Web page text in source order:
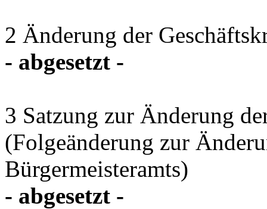
2 Änderung der
- abgesetzt -
3 Satzung zur Änderung
(Folgeänderung zur
Bürgermeisteramts)
- abgesetzt -